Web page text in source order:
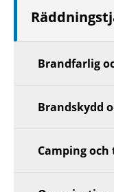
Brandfarlig
Brandskydd
Camping